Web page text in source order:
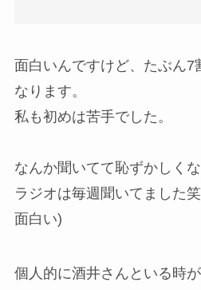
面白いんですけど、たぶん7
なります。
私も初めは苦手でした。
なんか聞いてて恥ずかしく
ラジオは毎週聞いてました
面白い)
個人的に酒井さんといる時